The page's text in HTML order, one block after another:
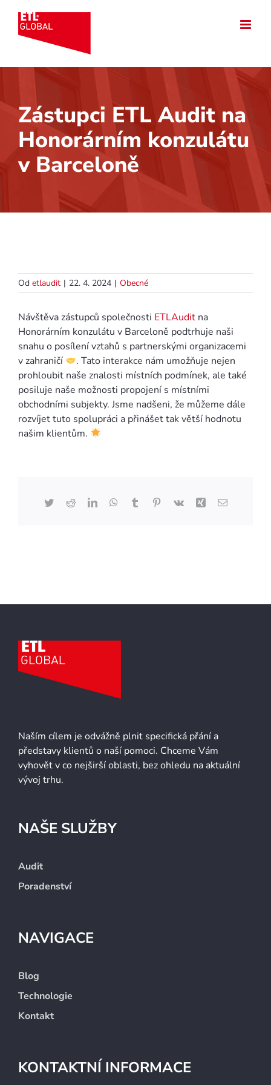
obsah
Zástupci ETL Audit na
Honorárním konzulátu
v Barceloně
Od etlaudit | 22. 4. 2024 | Obecné
Návštěva zástupců společnosti ETLAudit na
Honorárním konzulátu v Barceloně podtrhuje naši
snahu o posílení vztahů s partnerskými organizacemi
v zahraničí
. Tato interakce nám umožňuje nejen
prohloubit naše znalosti místních podmínek, ale také
posiluje naše možnosti propojení s místními
obchodními subjekty. Jsme nadšeni, že můžeme dále
rozvíjet tuto spolupráci a přinášet tak větší hodnotu
našim klientům.
TwitterRedditLinkedInWhatsApp
TumblrPinterest
Vk Xing E-
Naším cílem je odvážně plnit specifická přání a
představy klientů o naší pomoci. Chceme Vám
vyhovět v co nejširší oblasti, bez ohledu na aktuální
vývoj trhu.
NAŠE SLUŽBY
Audit
Poradenství
NAVIGACE
Blog
Technologie
Kontakt
KONTAKTNÍ INFORMACE